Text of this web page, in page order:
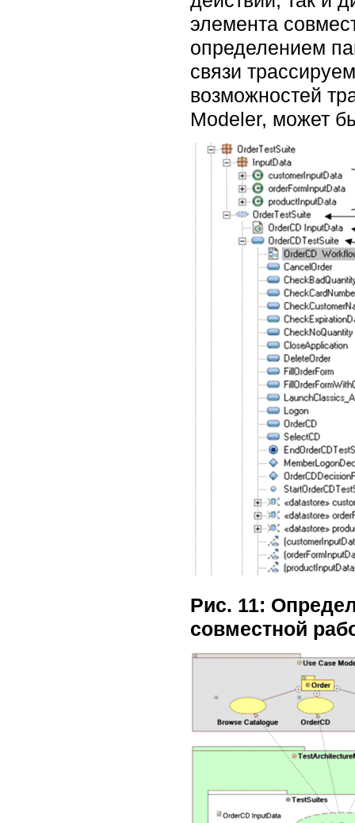
элемента
определением
связи
возможностей
Modeler, может
Рис. 11:
совместной